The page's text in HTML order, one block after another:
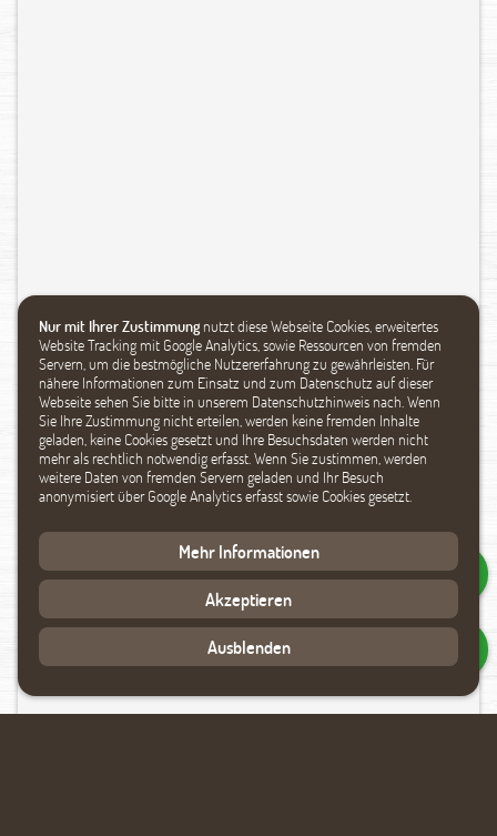
Nur mit Ihrer Zustimmung nutzt diese Webseite Cookies, erweitertes
Website Tracking mit Google Analytics, sowie Ressourcen von fremden
Servern, um die bestmögliche Nutzererfahrung zu gewährleisten. Für
nähere Informationen zum Einsatz und zum Datenschutz auf dieser
Webseite sehen Sie bitte in unserem Datenschutzhinweis nach. Wenn
Sie Ihre Zustimmung nicht erteilen, werden keine fremden Inhalte
geladen, keine Cookies gesetzt und Ihre Besuchsdaten werden nicht
mehr als rechtlich notwendig erfasst. Wenn Sie zustimmen, werden
weitere Daten von fremden Servern geladen und Ihr Besuch
anonymisiert über Google Analytics erfasst sowie Cookies gesetzt.
Mehr Informationen
Akzeptieren
Ausblenden